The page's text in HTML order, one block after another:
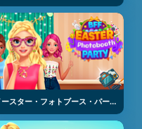
イースター・フォトブース・パーティー